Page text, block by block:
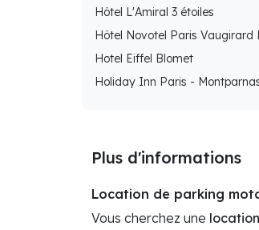
Hôtel L'Amiral 3 étoiles
Hôtel Novotel Paris Vaugirard
Hotel Eiffel Blomet
Holiday Inn Paris -
Plus d'informations
Location de parking
Vous cherchez une